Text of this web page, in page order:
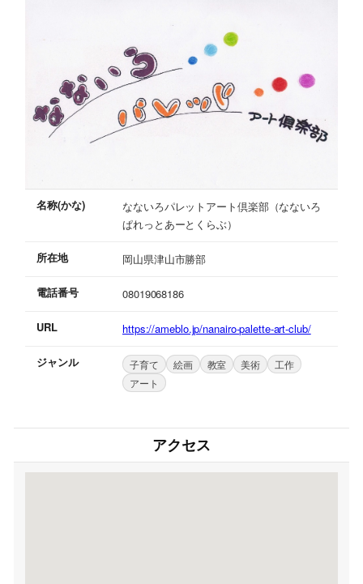
名称(かな)
なないろパレットアート倶楽部（なないろ
ぱれっとあーとくらぶ）
所在地 岡山県津山市勝部
電話番号 08019068186
URL https://ameblo.jp/nanairo-palette-art-club/
ジャンル 子育て 絵画 教室 美術
工作
アート
アクセス